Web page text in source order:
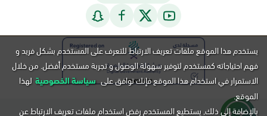
يستخدم هذا الموقع ملفات تعريف الارتباط للتعرف على المستخدم بشكل فريد و
فهم احتياجاته كمستخدم لتوفير سهولة الوصول و تجربة مستخدم أفضل. من خلال
الاستمرار في استخدام هذا الموقع فإنك توافق على سياسة الخصوصية لهذا
الموقع.
بالإضافة إلى ذلك, يستطيع المستخدم رفض استخدام ملفات تعريف الارتباط عن